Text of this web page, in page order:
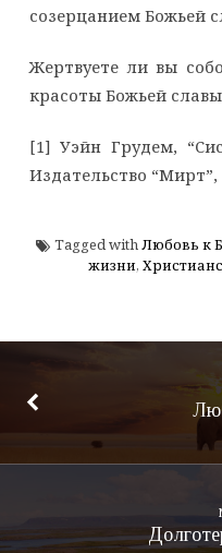
созерцанием Божьей
Жертвуете ли вы
красоты Божьей
[1] Уэйн Грудем,
Издательство “Мирт”,
Tagged withЛюбовь к
жизни,